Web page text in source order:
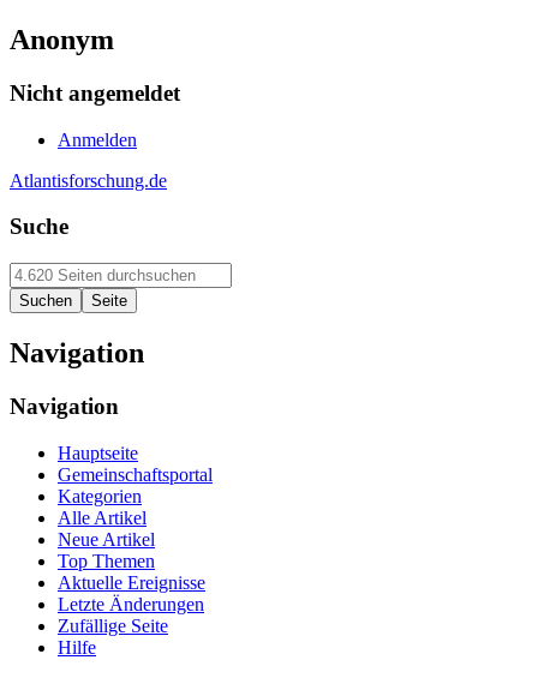
Anonym
Nicht angemeldet
Anmelden
Atlantisforschung.de
Suche
Navigation
Navigation
Hauptseite
Gemeinschaftsportal
Kategorien
Alle Artikel
Neue Artikel
Top Themen
Aktuelle Ereignisse
Letzte Änderungen
Zufällige Seite
Hilfe